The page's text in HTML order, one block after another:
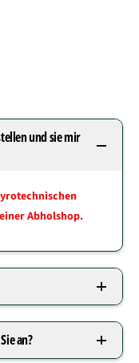
und sie mir
Abholshop.
an?